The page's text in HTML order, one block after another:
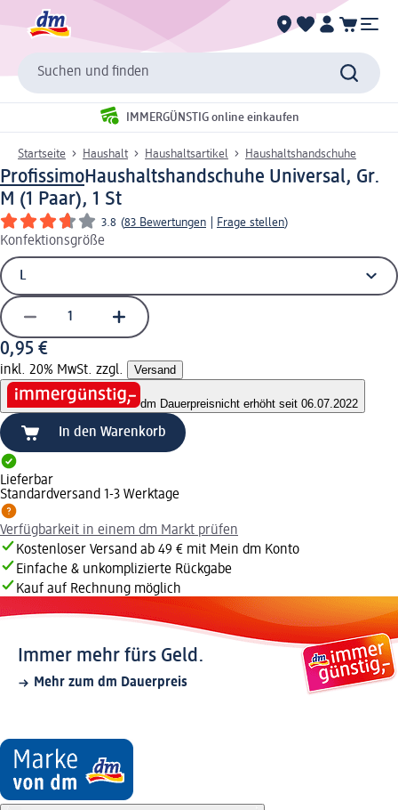
Suchen und finden
IMMERGÜNSTIG online einkaufen
Startseite Haushalt Haushaltsartikel Haushaltshandschuhe
ProfissimoHaushaltshandschuhe Universal, Gr.
M (1 Paar), 1 St
3.8 (83 Bewertungen Frage stellen)
Konfektionsgröße
0,95 €
inkl. 20% MwSt. zzgl. Versand
dm Dauerpreisnicht erhöht seit 06.07.2022
In den Warenkorb
Lieferbar
Standardversand 1-3 Werktage
Verfügbarkeit in einem dm Markt prüfen
Kostenloser Versand ab 49 € mit Mein dm Konto
Einfache & unkomplizierte Rückgabe
Kauf auf Rechnung möglich
Immer mehr fürs Geld.
Mehr zum dm Dauerpreis